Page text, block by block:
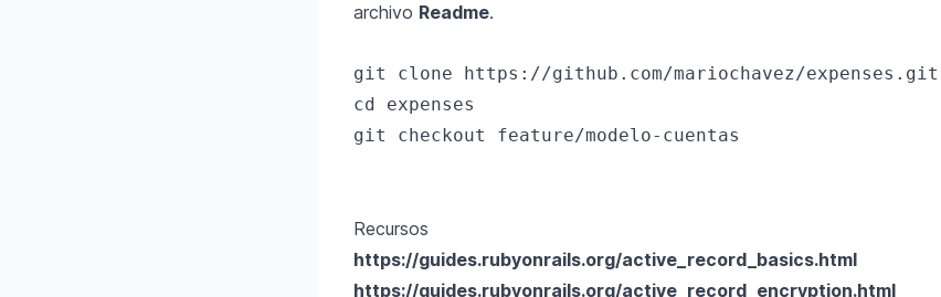
archivo Readme.
git clone https://github.com/mariochavez/expenses.git
cd expenses
git checkout feature/modelo-cuentas
Recursos
https://guides.rubyonrails.org/active_record_basics.html
https://guides.rubyonrails.org/active_record_encryption.html